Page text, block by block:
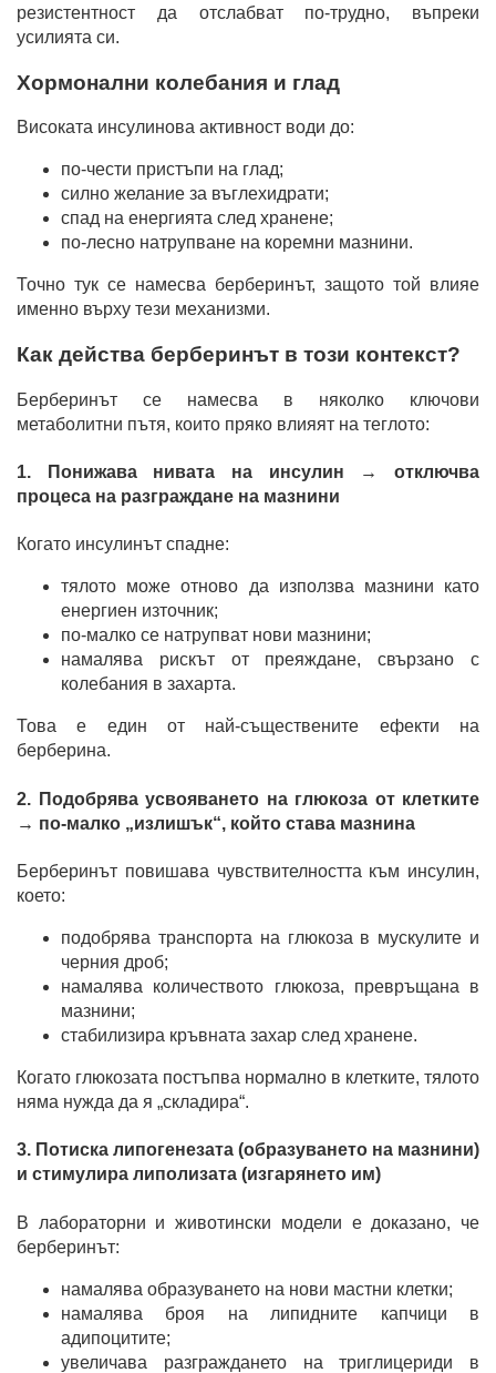
резистентност да отслабват по-трудно, въпреки
усилията си.
Хормонални колебания и глад
Високата инсулинова активност води до:
по-чести пристъпи на глад;
силно желание за въглехидрати;
спад на енергията след хранене;
по-лесно натрупване на коремни мазнини.
Точно тук се намесва берберинът, защото той влияе
именно върху тези механизми.
Как действа берберинът в този контекст?
Берберинът се намесва в няколко ключови
метаболитни пътя, които пряко влияят на теглото:
1. Понижава нивата на инсулин → отключва
процеса на разграждане на мазнини
Когато инсулинът спадне:
тялото може отново да използва мазнини като
енергиен източник;
по-малко се натрупват нови мазнини;
намалява рискът от преяждане, свързано с
колебания в захарта.
Това е един от най-съществените ефекти на
берберина.
2. Подобрява усвояването на глюкоза от клетките
→ по-малко „излишък“, който става мазнина
Берберинът повишава чувствителността към инсулин,
което:
подобрява транспорта на глюкоза в мускулите и
черния дроб;
намалява количеството глюкоза, превръщана в
мазнини;
стабилизира кръвната захар след хранене.
Когато глюкозата постъпва нормално в клетките, тялото
няма нужда да я „складира“.
3. Потиска липогенезата (образуването на мазнини)
и стимулира липолизата (изгарянето им)
В лабораторни и животински модели е доказано, че
берберинът:
намалява образуването на нови мастни клетки;
намалява броя на липидните капчици в
адипоцитите;
увеличава разграждането на триглицериди в